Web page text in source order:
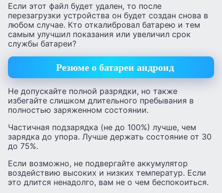
Если этот файл будет удален, то после
перезагрузки устройства он будет создан снова в
любом случае. Кто откалибровал батарею и тем
самым улучшил показания или увеличил срок
службы батареи?
Резюме о батареи андроид
Не допускайте полной разрядки, но также
избегайте слишком длительного пребывания в
полностью заряженном состоянии.
Частичная подзарядка (не до 100%) лучше, чем
зарядка до упора. Лучше держать состояние от 30
до 75%.
Если возможно, не подвергайте аккумулятор
воздействию высоких и низких температур. Если
это длится ненадолго, вам не о чем беспокоиться.